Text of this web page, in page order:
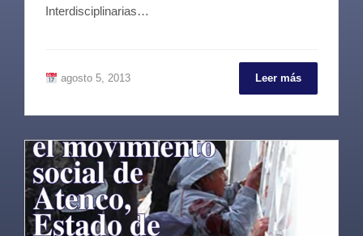
Interdisciplinarias…
agosto 5, 2013 Leer más